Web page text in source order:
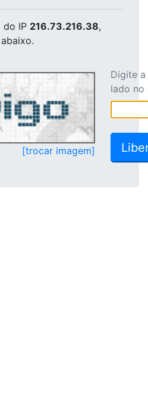
do IP 216.73.216.38,
[trocar imagem]
Digite
lado no